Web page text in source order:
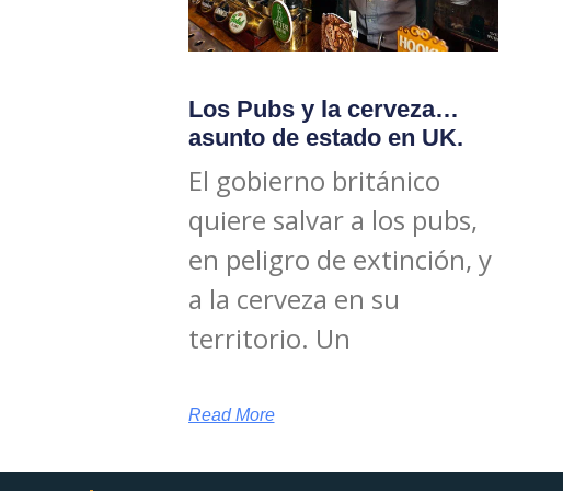
Los Pubs y la cerveza…
asunto de estado en UK.
El gobierno británico
quiere salvar a los pubs,
en peligro de extinción, y
a la cerveza en su
territorio. Un
Read More